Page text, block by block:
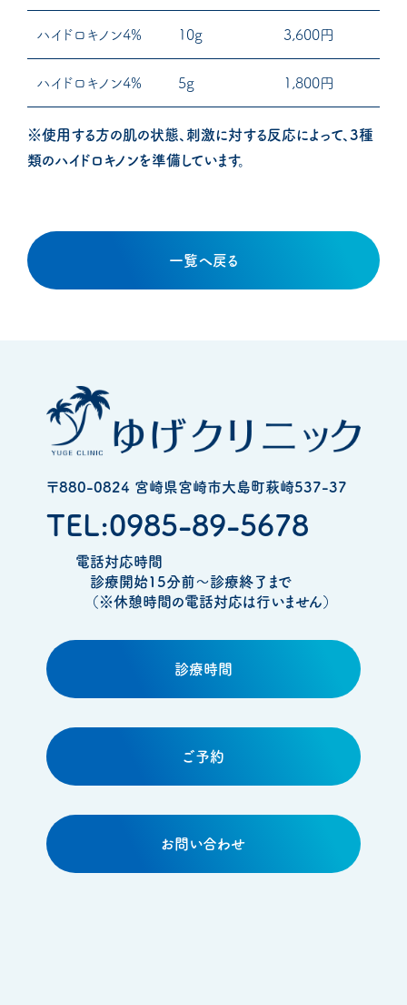
ハイドロキノン4% 10g 3,600円
ハイドロキノン4% 5g 1,800円
※使用する方の肌の状態、刺激に対する反応によって、3種
類のハイドロキノンを準備しています。
一覧へ戻る
〒880-0824 宮崎県宮崎市大島町萩崎537-37
TEL:0985-89-5678
電話対応時間
診療開始15分前～診療終了まで
（※休憩時間の電話対応は行いません）
診療時間
ご予約
お問い合わせ